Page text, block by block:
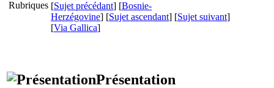
[Sujet précédant] [Bosnie-
Herzégovine] [Sujet ascendant] [Sujet suivant]
[Via Gallica]
Présentation